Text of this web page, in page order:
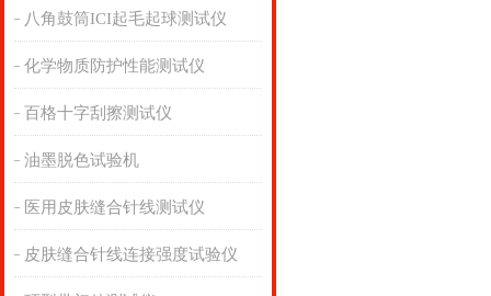
八角鼓筒ICI起毛起球测试仪
化学物质防护性能测试仪
百格十字刮擦测试仪
油墨脱色试验机
医用皮肤缝合针线测试仪
皮肤缝合针线连接强度试验仪